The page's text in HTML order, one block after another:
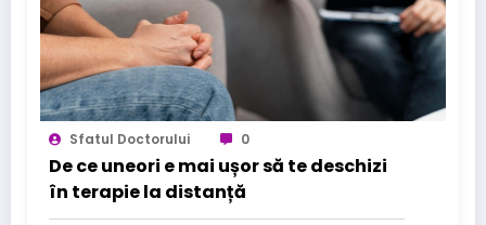
Sfatul Doctorului 0
De ce uneori e mai ușor să te deschizi
în terapie la distanță